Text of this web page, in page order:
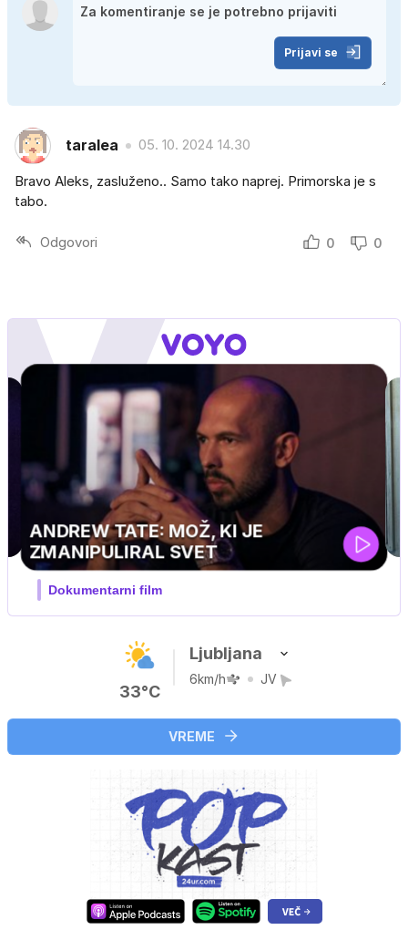
Prijavi se
taralea 05. 10. 2024 14.30
Bravo Aleks, zasluženo.. Samo tako naprej. Primorska je s
tabo.
Odgovori 0 0
33°C
Ljubljana
6km/h JV
VREME